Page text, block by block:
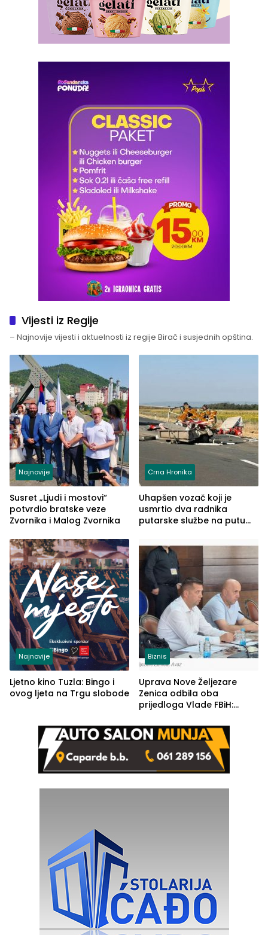
Vijesti iz Regije
– Najnovije vijesti i aktuelnosti iz regije Birač i susjednih opština.
Najnovije
Susret „Ljudi i mostovi“
potvrdio bratske veze
Zvornika i Malog Zvornika
Crna Hronika
Uhapšen vozač koji je
usmrtio dva radnika
putarske službe na putu
(FOTO)
Najnovije
Ljetno kino Tuzla: Bingo i
ovog ljeta na Trgu slobode
Biznis
Uprava Nove Željezare
Zenica odbila oba
prijedloga Vlade FBiH:
rješenje